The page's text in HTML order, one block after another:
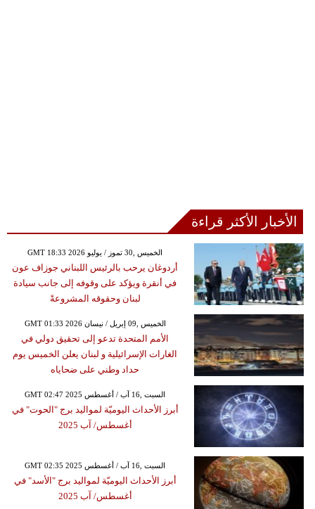
الأخبار الأكثر قراءة
GMT 18:33 2026 الخميس ,30 تموز / يوليو
أردوغان يرحب بالرئيس اللبناني جوزاف عون
في أنقرة ويؤكد على وقوفه إلى جانب سيادة
لبنان وحقوقه المشروعةً
GMT 01:33 2026 الخميس ,09 إبريل / نيسان
الأمم المتحدة تدعو إلى تحقيق دولي في
الغارات الإسرائيلية و لبنان يعلن الخميس يوم
حداد وطني على ضحاياه
GMT 02:47 2025 السبت ,16 آب / أغسطس
أبرز الأحداث اليوميّة لمواليد برج "الحوت" في
أغسطس/ آب 2025
GMT 02:35 2025 السبت ,16 آب / أغسطس
أبرز الأحداث اليوميّة لمواليد برج "الأسد" في
أغسطس/ آب 2025